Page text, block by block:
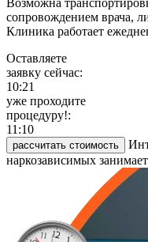
Возможна
сопровождением врача,
Клиника работает
Оставляете
заявку сейчас:
10:21
уже проходите
процедуру!:
11:10
рассчитать стоимость
наркозависимых